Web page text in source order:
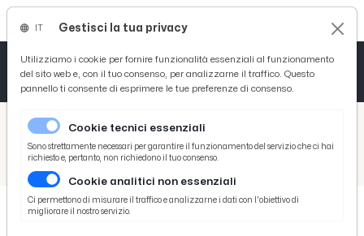
/ Picenotime
/ Eventi e Cultura
Mauna Kea Edizioni di San Benedetto al Salone del Libro di Torino con la storia dei Nativi Americani
Gestisci la tua privacy
Utilizziamo i cookie per fornire funzionalità essenziali al funzionamento
del sito web e, con il tuo consenso, per analizzarne il traffico. Questo
pannello ti consente di esprimere le tue preferenze di consenso.
Cookie tecnici essenziali
Sono strettamente necessari per garantire il funzionamento del servizio che ci hai
richiesto e, pertanto, non richiedono il tuo consenso.
Cookie analitici non essenziali
Ci permettono di misurare il traffico e analizzarne i dati con l'obiettivo di
migliorare il nostro servizio.
Tutto News
Tutto Sport
Basket
Ciclismo
Tutto Curiosità